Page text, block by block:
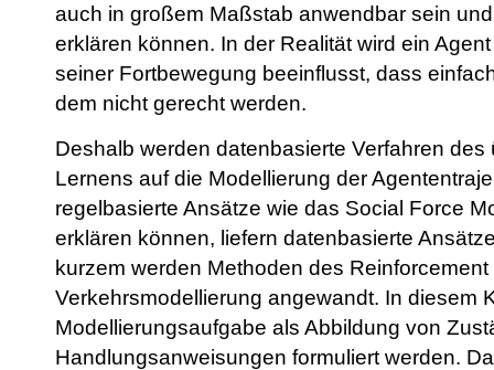
auch in großem Maßstab anwendbar sein
erklären können. In der Realität wird ein
seiner Fortbewegung beeinflusst, dass
dem nicht gerecht werden.
Deshalb werden datenbasierte Verfahren
Lernens auf die Modellierung der
regelbasierte Ansätze wie das Social Force
erklären können, liefern datenbasierte
kurzem werden Methoden des
Verkehrsmodellierung angewandt. In diesem
Modellierungsaufgabe als Abbildung von
Handlungsanweisungen formuliert werden.